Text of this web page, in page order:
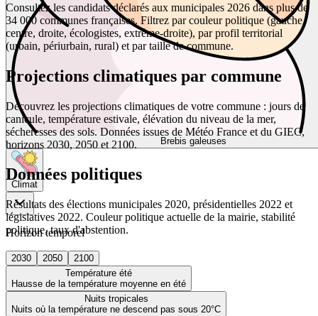
Brebis galeuses
Climat
Horizon temporel
2030 2050
2100
Température été
Hausse de la température moyenne en été
Nuits tropicales
Nuits où la température ne descend pas sous 20°C
Consultez les candidats déclarés aux municipales 2026 dans plus de
34 000 communes françaises. Filtrez par couleur politique (gauche,
centre, droite, écologistes, extrême-droite), par profil territorial
(urbain, périurbain, rural) et par taille de commune.
Projections climatiques par commune
Découvrez les projections climatiques de votre commune : jours de
canicule, température estivale, élévation du niveau de la mer,
sécheresses des sols. Données issues de Météo France et du GIEC,
horizons 2030, 2050 et 2100.
Données politiques
Résultats des élections municipales 2020, présidentielles 2022 et
législatives 2022. Couleur politique actuelle de la mairie, stabilité
politique, taux d'abstention.